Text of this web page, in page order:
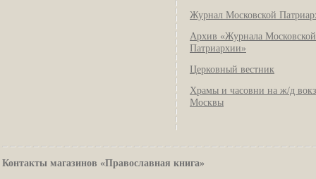
Журнал Московской
Архив «Журнала Московской
Патриархии»
Церковный вестник
Храмы и часовни на ж/д
Москвы
Контакты магазинов «Православная книга»